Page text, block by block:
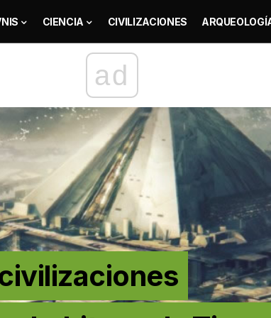
CIENCIA CIVILIZACIONES
ad